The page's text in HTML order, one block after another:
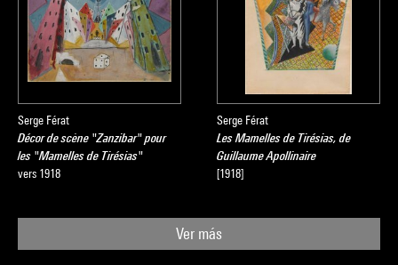
Serge Férat
Décor de scène "Zanzibar" pour
les "Mamelles de Tirésias"
vers 1918
Serge Férat
Les Mamelles de Tirésias, de
Guillaume Apollinaire
[1918]
Ver más